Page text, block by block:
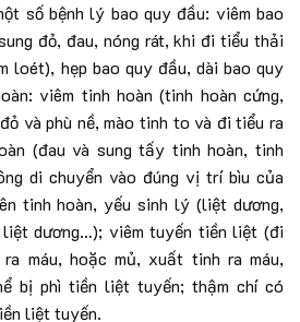
số bệnh lý bao quy đầu: viêm bao
đỏ, đau, nóng rát, khi đi tiểu thải
loét), hẹp bao quy đầu, dài bao quy
viêm tinh hoàn (tinh hoàn cứng,
và phù nề, mào tinh to và đi tiểu ra
(đau và sung tấy tinh hoàn, tinh
di chuyển vào đúng vị trí bìu của
tinh hoàn, yếu sinh lý (liệt dương,
dương…); viêm tuyến tiền liệt (đi
máu, hoặc mủ, xuất tinh ra máu,
bị phì tiền liệt tuyến; thậm chí có
liệt tuyến.